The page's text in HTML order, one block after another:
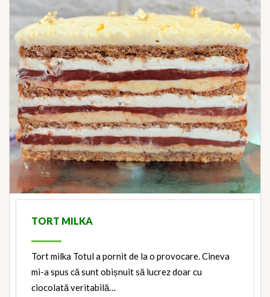
TORT MILKA
Tort milka Totul a pornit de la o provocare. Cineva
mi-a spus că sunt obișnuit să lucrez doar cu
ciocolată veritabilă…